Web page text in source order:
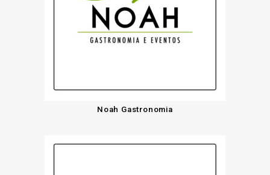
Noah Gastronomia